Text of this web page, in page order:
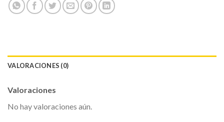
VALORACIONES (0)
Valoraciones
No hay valoraciones aún.